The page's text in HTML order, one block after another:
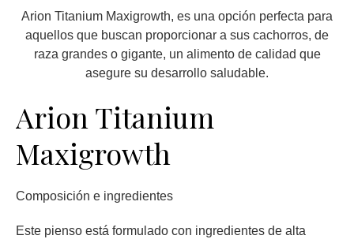
Arion Titanium Maxigrowth, es una opción perfecta para
aquellos que buscan proporcionar a sus cachorros, de
raza grandes o gigante, un alimento de calidad que
asegure su desarrollo saludable.
Arion Titanium
Maxigrowth
Composición e ingredientes
Este pienso está formulado con ingredientes de alta